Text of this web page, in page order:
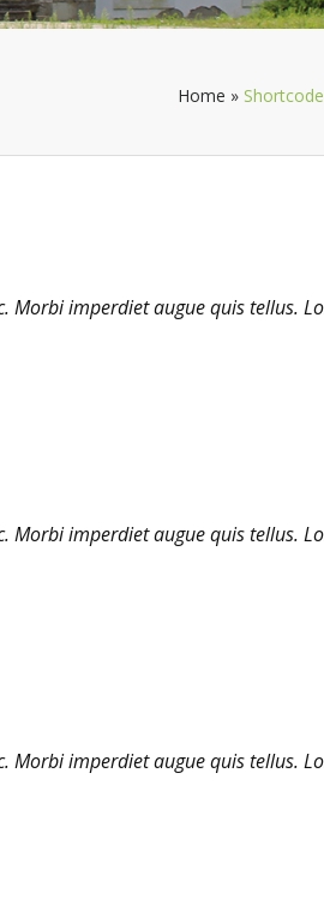
Home »
Morbi imperdiet augue quis tellus.
Morbi imperdiet augue quis tellus.
Morbi imperdiet augue quis tellus.